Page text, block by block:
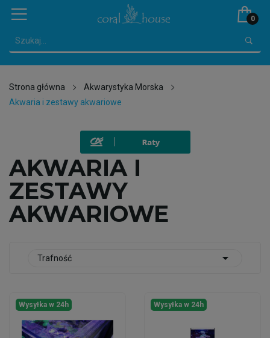
0
Strona główna
Akwarystyka Morska
Akwaria i zestawy akwariowe
AKWARIA I
ZESTAWY
AKWARIOWE
Trafność 
Wysyłka w 24h Wysyłka w 24h